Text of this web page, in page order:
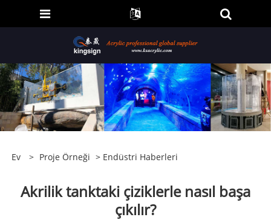
Ev > Proje Örneği > Endüstri Haberleri
Akrilik tanktaki çiziklerle nasıl başa
çıkılır?